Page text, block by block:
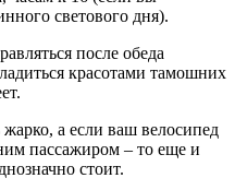
светового дня).
после обеда
красотами тамошних
а если ваш велосипед
пассажиром – то еще и
стоит.